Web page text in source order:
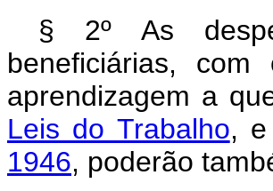
§ 2º As
beneficiárias,
aprendizagem a
Leis do Trabalho,
1946, poderão